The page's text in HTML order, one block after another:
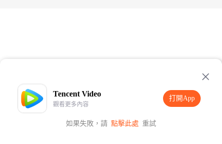
Tencent Video
觀看更多內容
打開App
如果失敗，請 點擊此處 重試
打開App